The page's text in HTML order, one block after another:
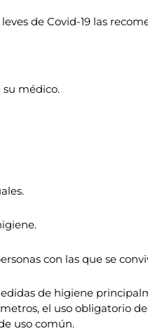
de Covid-19 las
médico.
con las que se
de higiene
el uso obligatorio
uso común.